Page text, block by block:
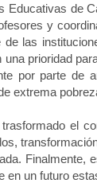
Educativas de
y
las
prioridad
por parte de
extrema
el
un futuro